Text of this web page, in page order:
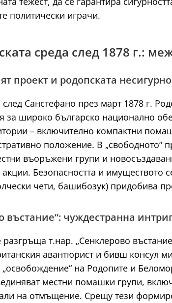
политически играчи.
среда след 1878 г.:
проект и родопската
Санстефано през март 1878 г.
за широко българско национално
– включително компактни
положение. В „свободното“
въоръжени групи и
акции. Безопасността и
чети, башибозук) придобива
въстание“: чуждестранна
разгръща т.нар. „Сенклерово
авантюрист и бивш консул
„освобождение“ на Родопите и
местни помашки групи,
на отмъщение. Срещу тези